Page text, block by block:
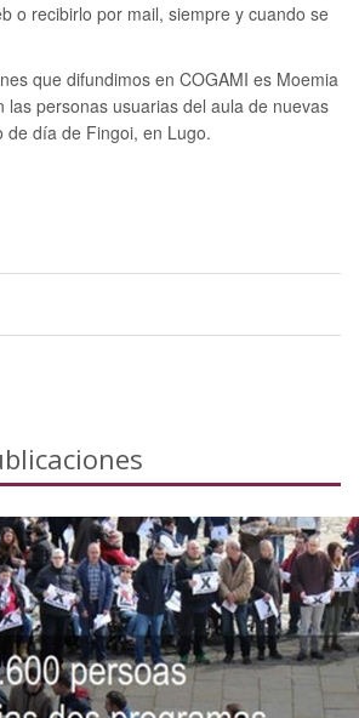
o recibirlo por mail, siempre y cuando se
que difundimos en COGAMI es Moemia
las personas usuarias del aula de nuevas
de día de Fingoi, en Lugo.